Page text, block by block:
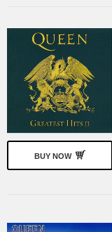
BUY NOW